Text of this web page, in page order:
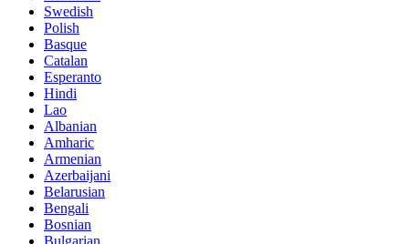
Swedish
Polish
Basque
Catalan
Esperanto
Hindi
Lao
Albanian
Amharic
Armenian
Azerbaijani
Belarusian
Bengali
Bosnian
Bulgarian